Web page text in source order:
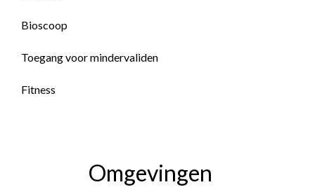
Bioscoop
Toegang voor mindervaliden
Fitness
Omgevingen